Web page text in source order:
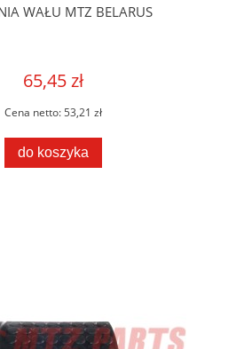
WAŁU MTZ BELARUS
65,45 zł
Cena netto:53,21 zł
do koszyka